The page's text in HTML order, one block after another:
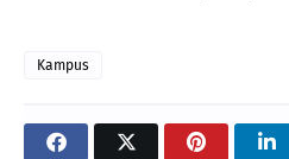
Kampus